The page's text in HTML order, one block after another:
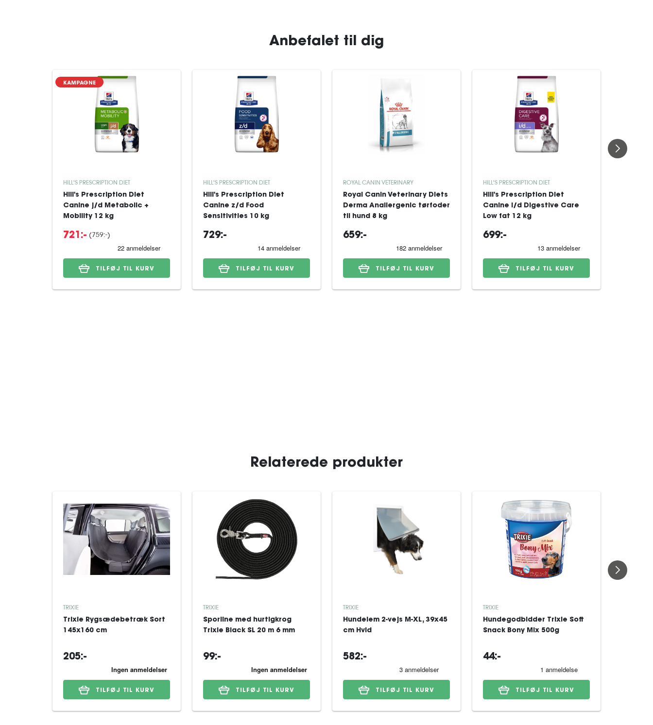
Anbefalet til dig
KAMPAGNE
HILL'S PRESCRIPTION DIET
Hill's Prescription Diet
Canine j/d Metabolic +
Mobility 12 kg
721:- (759:-)
TILFØJ TIL KURV
HILL'S PRESCRIPTION DIET
Hill's Prescription Diet
Canine z/d Food
Sensitivities 10 kg
729:-
TILFØJ TIL KURV
ROYAL CANIN VETERINARY
Royal Canin Veterinary Diets
Derma Anallergenic tørfoder
til hund 8 kg
659:-
TILFØJ TIL KURV
HILL'S PRESCRIPTION DIET
Hill's Prescription Diet
Canine i/d Digestive Care
Low fat 12 kg
699:-
TILFØJ TIL KURV
Relaterede produkter
TRIXIE
Trixie Rygsædebetræk Sort
145x160 cm
205:-
TILFØJ TIL KURV
TRIXIE
Sporline med hurtigkrog
Trixie Black SL 20 m 6 mm
99:-
TILFØJ TIL KURV
TRIXIE
Hundelem 2-vejs M-XL, 39x45
cm Hvid
582:-
TILFØJ TIL KURV
TRIXIE
Hundegodbidder Trixie Soft
Snack Bony Mix 500g
44:-
TILFØJ TIL KURV